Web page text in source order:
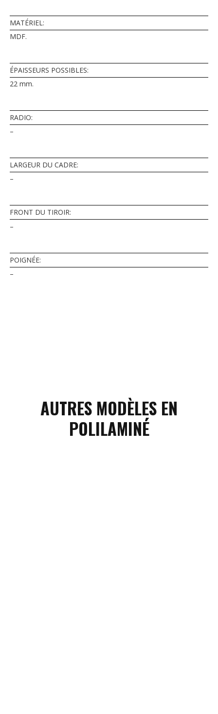
MATÉRIEL:
MDF.
ÉPAISSEURS POSSIBLES:
22 mm.
RADIO:
–
LARGEUR DU CADRE:
–
FRONT DU TIROIR:
–
POIGNÉE:
–
AUTRES MODÈLES EN
POLILAMINÉ